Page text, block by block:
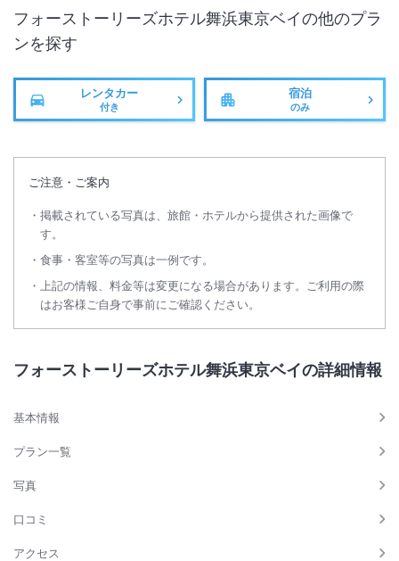
フォーストーリーズホテル舞浜東京ベイの他のプラ
ンを探す
レンタカー
付き
宿泊
のみ
ご注意・ご案内
掲載されている写真は、旅館・ホテルから提供された画像で
す。
食事・客室等の写真は一例です。
上記の情報、料金等は変更になる場合があります。ご利用の際
はお客様ご自身で事前にご確認ください。
フォーストーリーズホテル舞浜東京ベイの詳細情報
基本情報
プラン一覧
写真
口コミ
アクセス